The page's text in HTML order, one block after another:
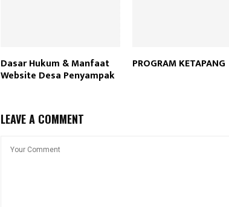
Dasar Hukum & Manfaat
Website Desa Penyampak
PROGRAM KETAPANG
LEAVE A COMMENT